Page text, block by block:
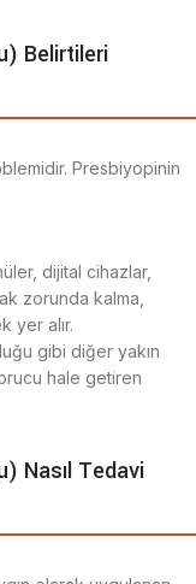
Belirtileri
Presbiyopinin
dijital cihazlar,
zorunda kalma,
yer alır.
gibi diğer yakın
hale getiren
Nasıl Tedavi